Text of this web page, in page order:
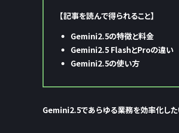
【記事を読んで得られること】
Gemini2.5の特徴と料金
Gemini2.5 FlashとProの違い
Gemini2.5の使い方
Gemini2.5であらゆる業務を効率化した